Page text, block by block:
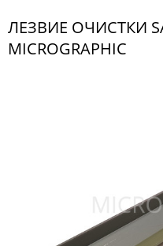
ЛЕЗВИЕ ОЧИСТКИ
MICROGRAPHIC